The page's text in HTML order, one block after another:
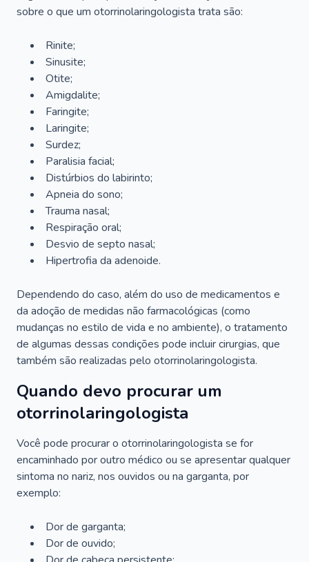
sobre o que um otorrinolaringologista trata são:
Rinite;
Sinusite;
Otite;
Amigdalite;
Faringite;
Laringite;
Surdez;
Paralisia facial;
Distúrbios do labirinto;
Apneia do sono;
Trauma nasal;
Respiração oral;
Desvio de septo nasal;
Hipertrofia da adenoide.
Dependendo do caso, além do uso de medicamentos e
da adoção de medidas não farmacológicas (como
mudanças no estilo de vida e no ambiente), o tratamento
de algumas dessas condições pode incluir cirurgias, que
também são realizadas pelo otorrinolaringologista.
Quando devo procurar um
otorrinolaringologista
Você pode procurar o otorrinolaringologista se for
encaminhado por outro médico ou se apresentar qualquer
sintoma no nariz, nos ouvidos ou na garganta, por
exemplo:
Dor de garganta;
Dor de ouvido;